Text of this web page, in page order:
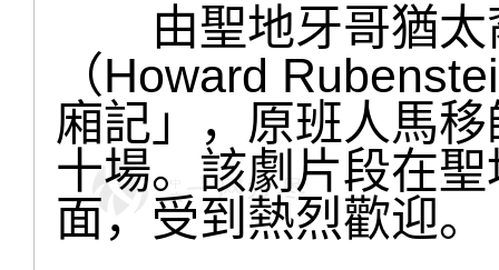
由聖地牙哥猶太
（Howard
廂記」，原班人馬
十場。該劇片段在
面，受到熱烈歡迎。